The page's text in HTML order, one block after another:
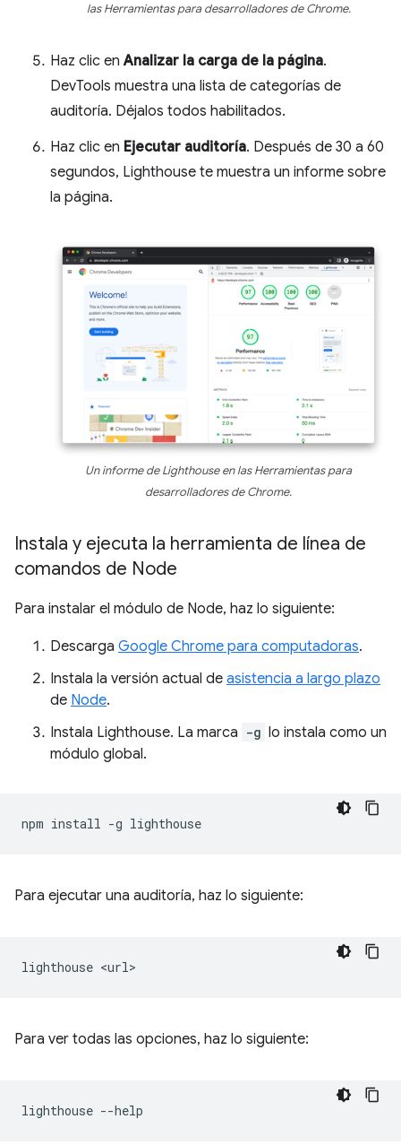
las Herramientas para desarrolladores de Chrome.
Haz clic enAnalizar la carga de la página.
DevTools muestra una lista de categorías de
auditoría. Déjalos todos habilitados.
Haz clic en Ejecutar auditoría. Después de 30 a 60
segundos, Lighthouse te muestra un informe sobre
la página.
Un informe de Lighthouse en las Herramientas para
desarrolladores de Chrome.
Instala y ejecuta la herramienta de línea de
comandos de Node
Para instalar el módulo de Node, haz lo siguiente:
Descarga Google Chrome para computadoras.
Instala la versión actual de asistencia a largo plazo
de Node.
Instala Lighthouse. La marca -g lo instala como un
módulo global.
npm install -g
Para ejecutar una auditoría, haz lo siguiente:
lighthouse
Para ver todas las opciones, haz lo siguiente:
lighthouse